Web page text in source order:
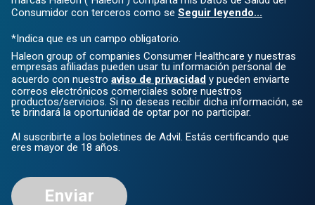
Consumidor con terceros como se Seguir leyendo...
*Indica que es un campo obligatorio.
Haleon group of companies Consumer Healthcare y nuestras
empresas afiliadas pueden usar tu información personal de
acuerdo con nuestro aviso de privacidad y pueden enviarte
correos electrónicos comerciales sobre nuestros
productos/servicios. Si no deseas recibir dicha información, se
te brindará la oportunidad de optar por no participar.
Al suscribirte a los boletines de Advil. Estás certificando que
eres mayor de 18 años.
Enviar